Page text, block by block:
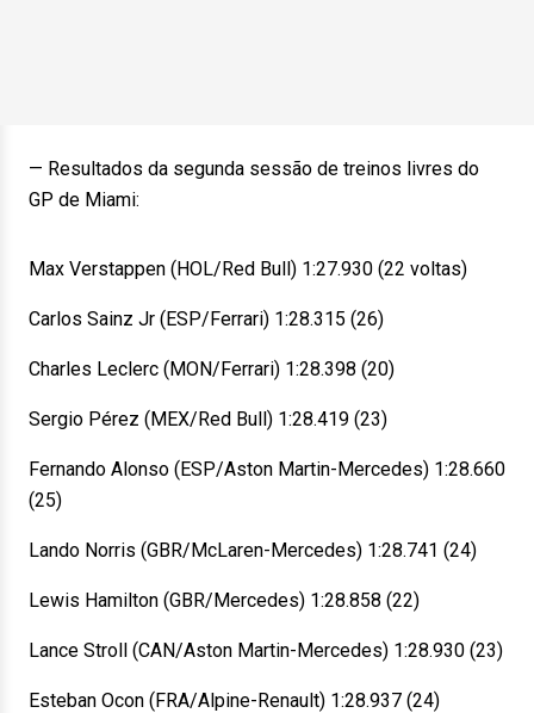
— Resultados da segunda sessão de treinos livres do
GP de Miami:
Max Verstappen (HOL/Red Bull) 1:27.930 (22 voltas)
Carlos Sainz Jr (ESP/Ferrari) 1:28.315 (26)
Charles Leclerc (MON/Ferrari) 1:28.398 (20)
Sergio Pérez (MEX/Red Bull) 1:28.419 (23)
Fernando Alonso (ESP/Aston Martin-Mercedes) 1:28.660
(25)
Lando Norris (GBR/McLaren-Mercedes) 1:28.741 (24)
Lewis Hamilton (GBR/Mercedes) 1:28.858 (22)
Lance Stroll (CAN/Aston Martin-Mercedes) 1:28.930 (23)
Esteban Ocon (FRA/Alpine-Renault) 1:28.937 (24)